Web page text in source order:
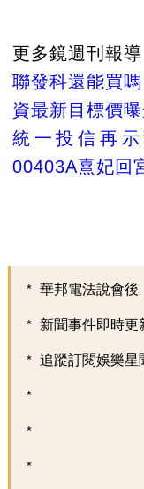
更多鏡週刊報導
聯發科還能買
資最新目標價
統一投信再
00403A熹妃回
華邦電法說會
新聞事件即時
追蹤訂閱娛樂